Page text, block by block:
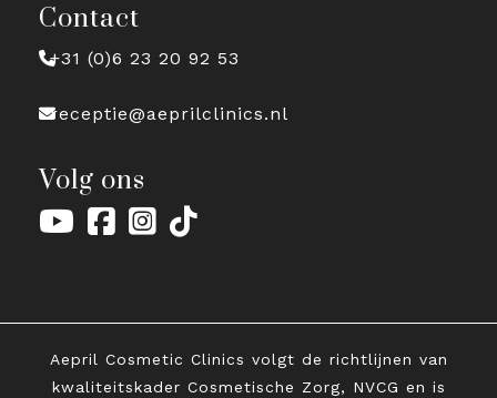
Contact
+31 (0)6 23 20 92 53
receptie@aeprilclinics.nl
Volg ons
Aepril Cosmetic Clinics volgt de richtlijnen van
kwaliteitskader Cosmetische Zorg, NVCG en is